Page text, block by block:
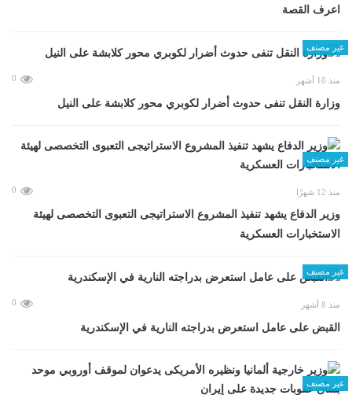
اعرف القصة
غير مصنف
منذ 10 أشهر 0
وزارة النقل تنفى حدوث أضرار لكوبري محور كلابشة على النيل
غير مصنف
منذ 12 شهرًا 0
وزير الدفاع يشهد تنفيذ المشروع الاستراتيجى التعبوى التخصصى لهيئة
الاستخبارات العسكرية
غير مصنف
منذ 8 أشهر 0
القبض على عامل استعرض بدراجته النارية في الإسكندرية
غير مصنف